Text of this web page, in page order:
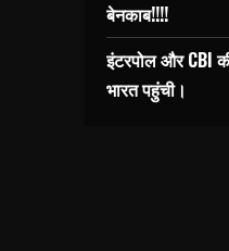
बेनकाब!!!!
इंटरपोल और CBI
भारत पहुंची।